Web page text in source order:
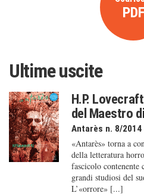
PDF
Ultime uscite
H.P.
del Maestro
Antarès n. 8/2014
«Antarès» torna a
della letteratura
fascicolo
grandi studiosi del
L’«orrore» [...]